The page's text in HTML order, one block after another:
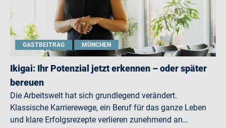
GASTBEITRAG MÜNCHEN
Ikigai: Ihr Potenzial jetzt erkennen – oder später
bereuen
Die Arbeitswelt hat sich grundlegend verändert.
Klassische Karrierewege, ein Beruf für das ganze Leben
und klare Erfolgsrezepte verlieren zunehmend an…